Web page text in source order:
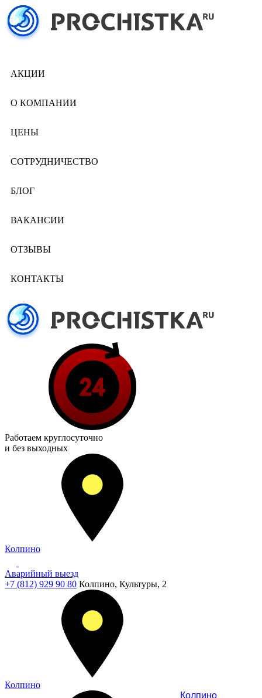
АКЦИИ
О КОМПАНИИ
ЦЕНЫ
СОТРУДНИЧЕСТВО
БЛОГ
ВАКАНСИИ
ОТЗЫВЫ
КОНТАКТЫ
Работаем круглосуточно
и без выходных
Колпино
Аварийный выезд
+7 (812) 929 90 80 Колпино, Культуры, 2
Колпино
Колпино